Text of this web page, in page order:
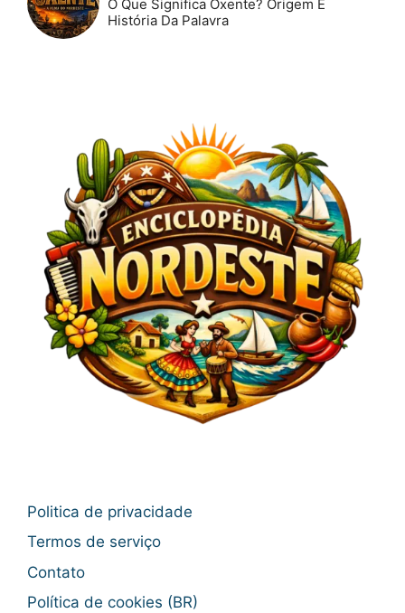
O Que Significa Oxente? Origem E
História Da Palavra
Politica de privacidade
Termos de serviço
Contato
Política de cookies (BR)